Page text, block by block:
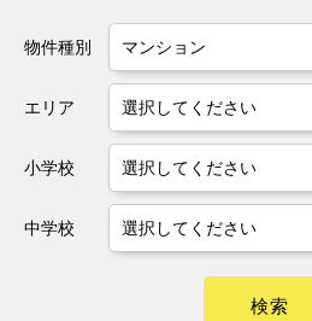
物件種別
エリア
小学校
中学校
検索